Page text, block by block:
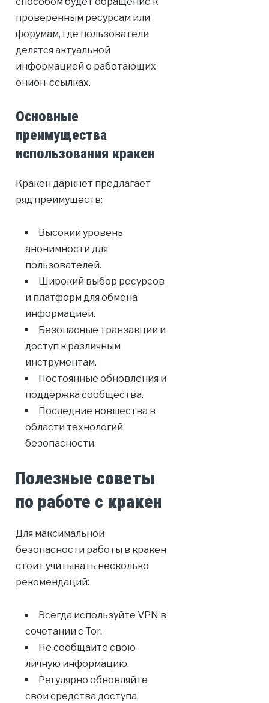
проверенным ресурсам или
форумам, где пользователи
делятся актуальной
информацией о работающих
онион-ссылках.
Основные
преимущества
использования кракен
Кракен даркнет предлагает
ряд преимуществ:
Высокий уровень
анонимности для
пользователей.
Широкий выбор ресурсов
и платформ для обмена
информацией.
Безопасные транзакции и
доступ к различным
инструментам.
Постоянные обновления и
поддержка сообщества.
Последние новшества в
области технологий
безопасности.
Полезные советы
по работе с кракен
Для максимальной
безопасности работы в кракен
стоит учитывать несколько
рекомендаций:
Всегда используйте VPN в
сочетании с Tor.
Не сообщайте свою
личную информацию.
Регулярно обновляйте
свои средства доступа.